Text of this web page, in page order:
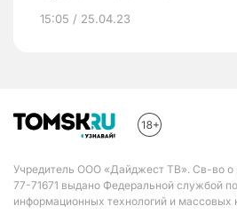
15:05 / 25.04.23
Учредитель ООО «Дайджест ТВ». Св-во
77-71671 выдано Федеральной службой
информационных технологий и массовых